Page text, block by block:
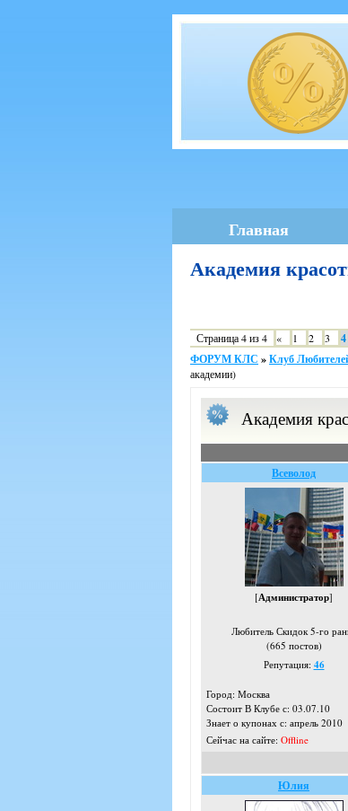
Главная
Академия
Страница4из4 « 1 2 3
4
ФОРУМ КЛС »Клуб
академии)
Академия
Всеволод
[Администратор]
Любитель Скидок 5-го
(665 постов)
Репутация: 46
Город: Москва
Состоит В Клубе с: 03.07.10
Знает о купонах с: апрель 2010
Сейчас на сайте: Offline
Юлия